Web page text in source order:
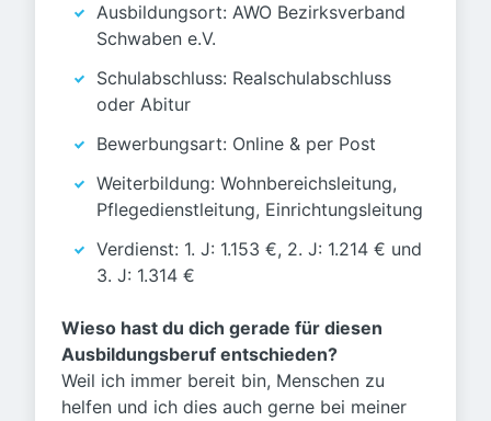
Ausbildungsort: AWO Bezirksverband
Schwaben e.V.
Schulabschluss: Realschulabschluss
oder Abitur
Bewerbungsart: Online & per Post
Weiterbildung: Wohnbereichsleitung,
Pflegedienstleitung, Einrichtungsleitung
Verdienst: 1. J: 1.153 €, 2. J: 1.214 € und
3. J: 1.314 €
Wieso hast du dich gerade für diesen
Ausbildungsberuf entschieden?
Weil ich immer bereit bin, Menschen zu
helfen und ich dies auch gerne bei meiner